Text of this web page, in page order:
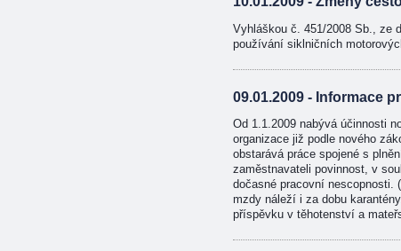
Vyhláškou č. 451/2008 Sb., ze
používání siklničních
09.01.2009 - Informace
Od 1.1.2009 nabývá účinnosti
organizace již podle nového
obstarává práce spojené s
zaměstnavateli povinnost, v
dočasné pracovní nescopnosti.
mzdy náleží i za dobu
příspěvku v těhotenství a